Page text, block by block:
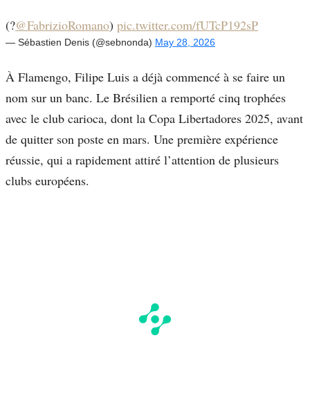
(?@FabrizioRomano) pic.twitter.com/fUTcP192sP
— Sébastien Denis (@sebnonda) May 28, 2026
À Flamengo, Filipe Luis a déjà commencé à se faire un
nom sur un banc. Le Brésilien a remporté cinq trophées
avec le club carioca, dont la Copa Libertadores 2025, avant
de quitter son poste en mars. Une première expérience
réussie, qui a rapidement attiré l’attention de plusieurs
clubs européens.